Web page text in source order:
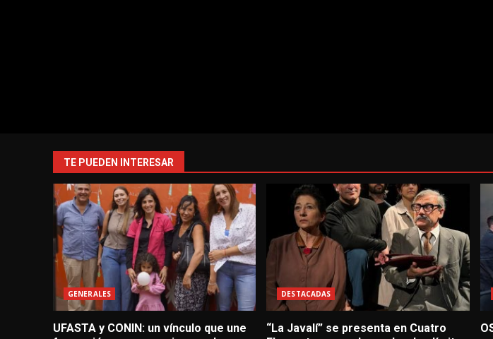
TE PUEDEN INTERESAR
GENERALES
UFASTA y CONIN: un vínculo que une
DESTACADAS
“La Javalí” se presenta en Cuatro